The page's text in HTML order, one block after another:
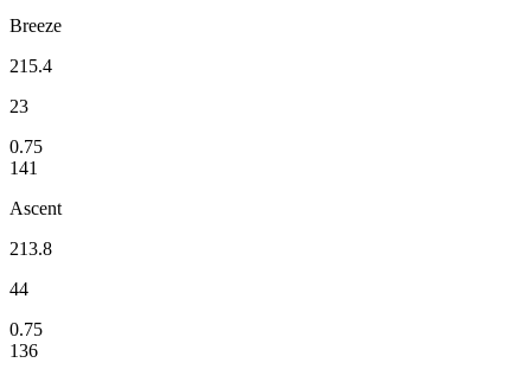
Breeze
215.4
23
0.75
141
Ascent
213.8
44
0.75
136